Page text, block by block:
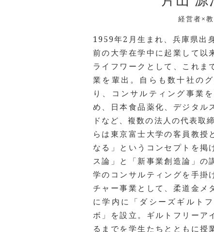
経営者×
1959年2月生まれ、兵庫県出
前の大学在学中に起業して以
ライフワークとして、これま
業を輩出。自らも数十社の
り、コンサルティング事業
め、日本食品薬化、デジタル
ドなど、複数の法人の代表取
らは東京富士大学の客員教授
なる」というコンセプトを掲
ス論」と「新事業創造論」の
学のコンサルティングを手掛
チャー事業として、柔道金メ
に学内に「ダシーズギルト
ボ」を設立。ギルトフリーア
るまでを学生たちとともに授